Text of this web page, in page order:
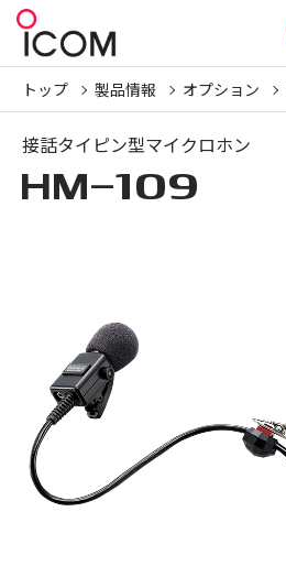
トップ 製品情報 オプション
接話タイピン型マイクロホン
HM-109